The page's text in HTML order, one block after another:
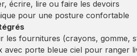
écrire, lire ou faire les devoirs
pour une posture confortable
les fournitures (crayons, gomme,
avec porte bleue ciel pour ranger